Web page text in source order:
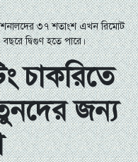
৩৭ শতাংশ এখন রিমোট
দ্বিগুণ হতে পারে।
চাকরিতে
জন্য